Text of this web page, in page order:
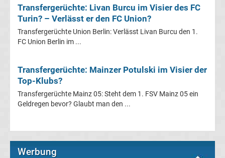
DFB-
Pokal
League
Transfergerüchte: Livan Burcu im Visier des FC
Turin? – Verlässt er den FC Union?
Transfergerüchte Union Berlin: Verlässt Livan Burcu den 1.
FC Union Berlin im ...
Transfergerüchte: Mainzer Potulski im Visier der
Top-Klubs?
Transfergerüchte Mainz 05: Steht dem 1. FSV Mainz 05 ein
Geldregen bevor? Glaubt man den ...
Werbung